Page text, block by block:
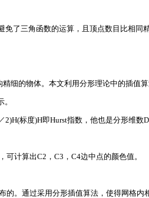
了三角函数的运算，且顶点数目比相同
细的物体。本文利用分形理论中的插值
标度)H即Hurst指数，他也是分形维数
计算出C2，C3，C4边中点的颜色值。
。通过采用分形插值算法，使得网格